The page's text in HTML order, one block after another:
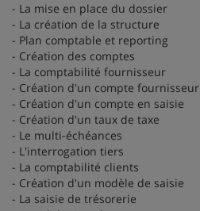
- La mise en place du dossier
- La création de la structure
- Plan comptable et reporting
- Création des comptes
- La comptabilité fournisseur
- Création d'un compte fournisseur
- Création d'un compte en saisie
- Création d'un taux de taxe
- Le multi-échéances
- L'interrogation tiers
- La comptabilité clients
- Création d'un modèle de saisie
- La saisie de trésorerie